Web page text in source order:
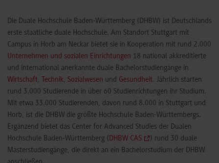
Die Duale Hochschule Baden-Württemberg (DHBW) ist Deutschlands
erste staatliche duale Hochschule. Am Standort Stuttgart mit
Campus in Horb am Neckar bietet sie in Kooperation mit rund 2.000
Unternehmen und sozialen Einrichtungen 18 national akkreditierte
und international anerkannte duale Bachelorstudiengänge in
Wirtschaft, Technik, Sozialwesen und Gesundheit. Jährlich starten
rund 3.000 Studierende in über 60 Studienrichtungen ihr Studium.
Mit etwa 33.000 Studierenden, davon rund 8.000 in Stuttgart und
Horb, ist die DHBW die größte Hochschule Baden-Württembergs.
Ergänzend bietet das Center for Advanced Studies der Dualen
Hochschule Baden-Württemberg (DHBW CAS
) rund 30 duale
Masterstudiengänge, die direkt an ein Bachelorstudium der DHBW